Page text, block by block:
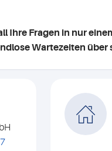
Ihre Fragen in nur
Wartezeiten über